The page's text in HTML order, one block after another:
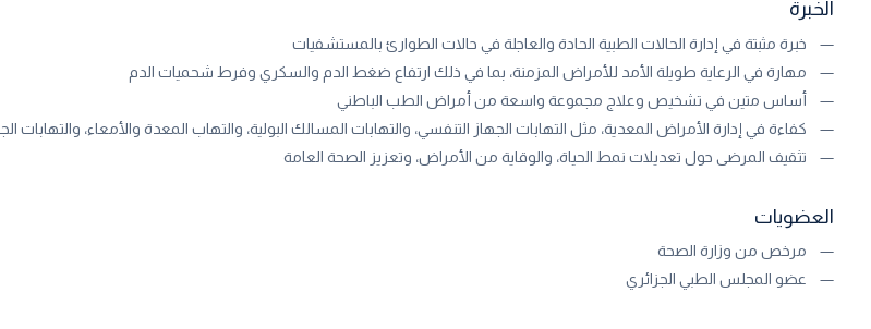
الخبرة
خبرة مثبتة في إدارة الحالات الطبية الحادة والعاجلة في حالات الطوارئ بالمستشفيات
مهارة في الرعاية طويلة الأمد للأمراض المزمنة، بما في ذلك ارتفاع ضغط الدم والسكري وفرط شحميات الدم
أساس متين في تشخيص وعلاج مجموعة واسعة من أمراض الطب الباطني
كفاءة في إدارة الأمراض المعدية، مثل التهابات الجهاز التنفسي، والتهابات المسالك البولية، والتهاب المعدة والأمعاء، والتهابات
تثقيف المرضى حول تعديلات نمط الحياة، والوقاية من الأمراض، وتعزيز الصحة العامة
العضويات
مرخص من وزارة الصحة
عضو المجلس الطبي الجزائري